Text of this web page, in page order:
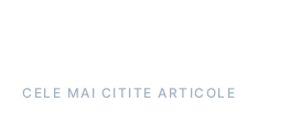
CELE MAI CITITE ARTICOLE